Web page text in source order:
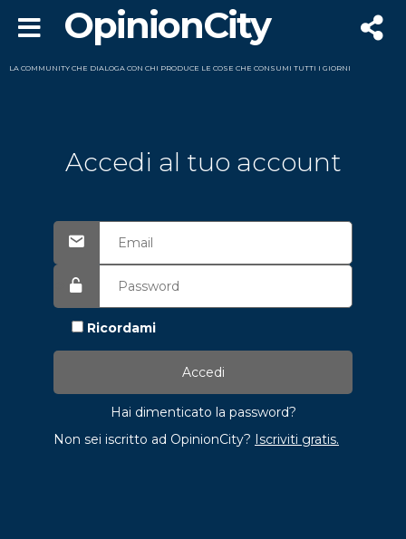
OpinionCity
LA COMMUNITY CHE DIALOGA CON CHI PRODUCE LE COSE CHE CONSUMI TUTTI I GIORNI
Accedi al tuo account
Ricordami
Hai dimenticato la password?
Non sei iscritto ad OpinionCity? Iscriviti gratis.